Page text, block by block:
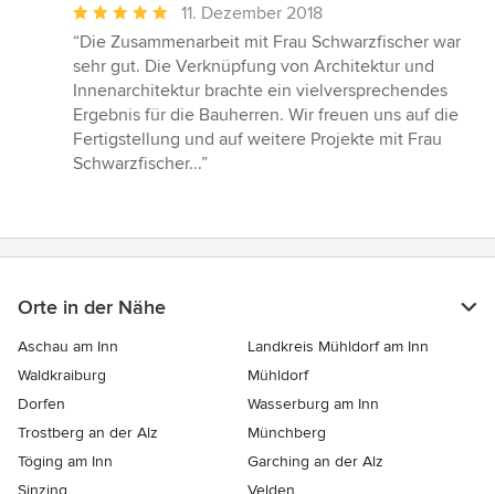
Durchschnittliche
Bewertung:
5
von
5
Sternen
11. Dezember 2018
“Die Zusammenarbeit mit Frau Schwarzfischer war
sehr gut. Die Verknüpfung von Architektur und
Innenarchitektur brachte ein vielversprechendes
Ergebnis für die Bauherren. Wir freuen uns auf die
Fertigstellung und auf weitere Projekte mit Frau
Schwarzfischer...”
Orte in der Nähe
Aschau am Inn
Landkreis Mühldorf am Inn
Waldkraiburg
Mühldorf
Dorfen
Wasserburg am Inn
Trostberg an der Alz
Münchberg
Töging am Inn
Garching an der Alz